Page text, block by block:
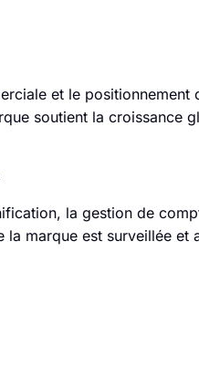
et le
soutient la croissance
la gestion de
marque est surveillée et